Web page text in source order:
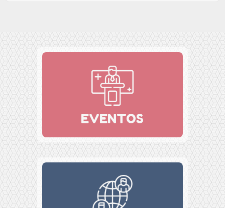
EVENTOS